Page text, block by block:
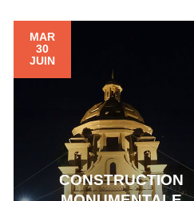
MAR
30
JUIN
CONSTRUCTION